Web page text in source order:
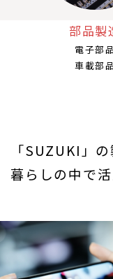
部品製
電子部
車載部
「SUZUKI」
暮らしの中で